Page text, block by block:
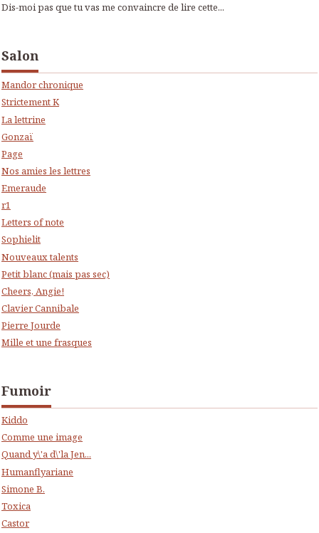
Dis-moi pas que tu vas me convaincre de lire cette...
Salon
Mandor chronique
Strictement K
La lettrine
Gonzaï
Page
Nos amies les lettres
Emeraude
r1
Letters of note
Sophielit
Nouveaux talents
Petit blanc (mais pas sec)
Cheers, Angie!
Clavier Cannibale
Pierre Jourde
Mille et une frasques
Fumoir
Kiddo
Comme une image
Quand y\'a d\'la Jen...
Humanflyariane
Simone B.
Toxica
Castor